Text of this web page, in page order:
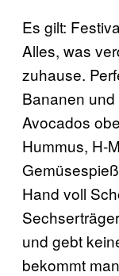
Es gilt:
Alles, was
zuhause.
Bananen
Avocados
Hummus, H-
Hand voll
und gebt
bekommt